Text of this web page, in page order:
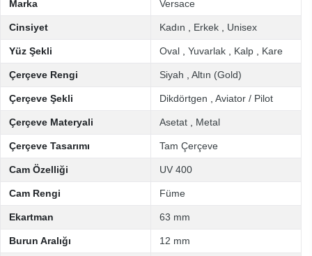
Marka Versace
Cinsiyet Kadın Erkek Unisex
Yüz Şekli Oval Yuvarlak Kalp Kare
Çerçeve Rengi Siyah Altın (Gold)
Çerçeve Şekli Dikdörtgen Aviator / Pilot
Çerçeve Materyali Asetat Metal
Çerçeve Tasarımı Tam Çerçeve
Cam Özelliği UV 400
Cam Rengi Füme
Ekartman 63 mm
Burun Aralığı 12 mm